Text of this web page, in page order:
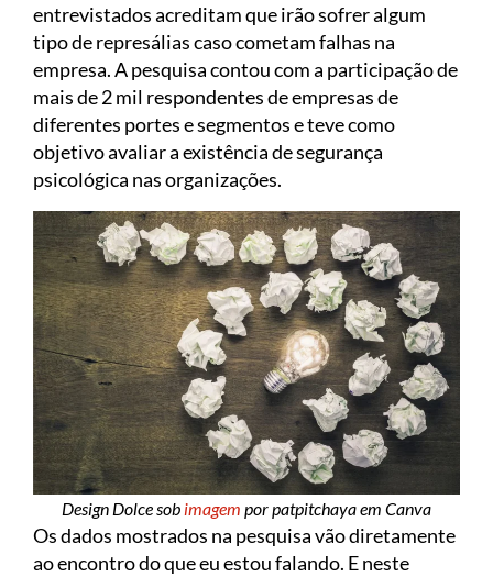
entrevistados acreditam que irão sofrer algum
tipo de represálias caso cometam falhas na
empresa. A pesquisa contou com a participação de
mais de 2 mil respondentes de empresas de
diferentes portes e segmentos e teve como
objetivo avaliar a existência de segurança
psicológica nas organizações.
Design Dolce sob imagem por patpitchaya em Canva
Os dados mostrados na pesquisa vão diretamente
ao encontro do que eu estou falando. E neste